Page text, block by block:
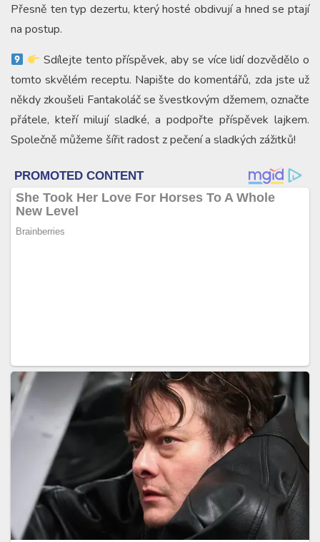
Přesně ten typ dezertu, který hosté obdivují a hned se ptají
na postup.
Sdílejte tento příspěvek, aby se více lidí dozvědělo o
tomto skvělém receptu. Napište do komentářů, zda jste už
někdy zkoušeli Fantakoláč se švestkovým džemem, označte
přátele, kteří milují sladké, a podpořte příspěvek lajkem.
Společně můžeme šířit radost z pečení a sladkých zážitků!